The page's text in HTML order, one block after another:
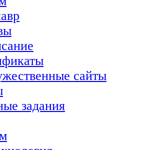
сайты
задания